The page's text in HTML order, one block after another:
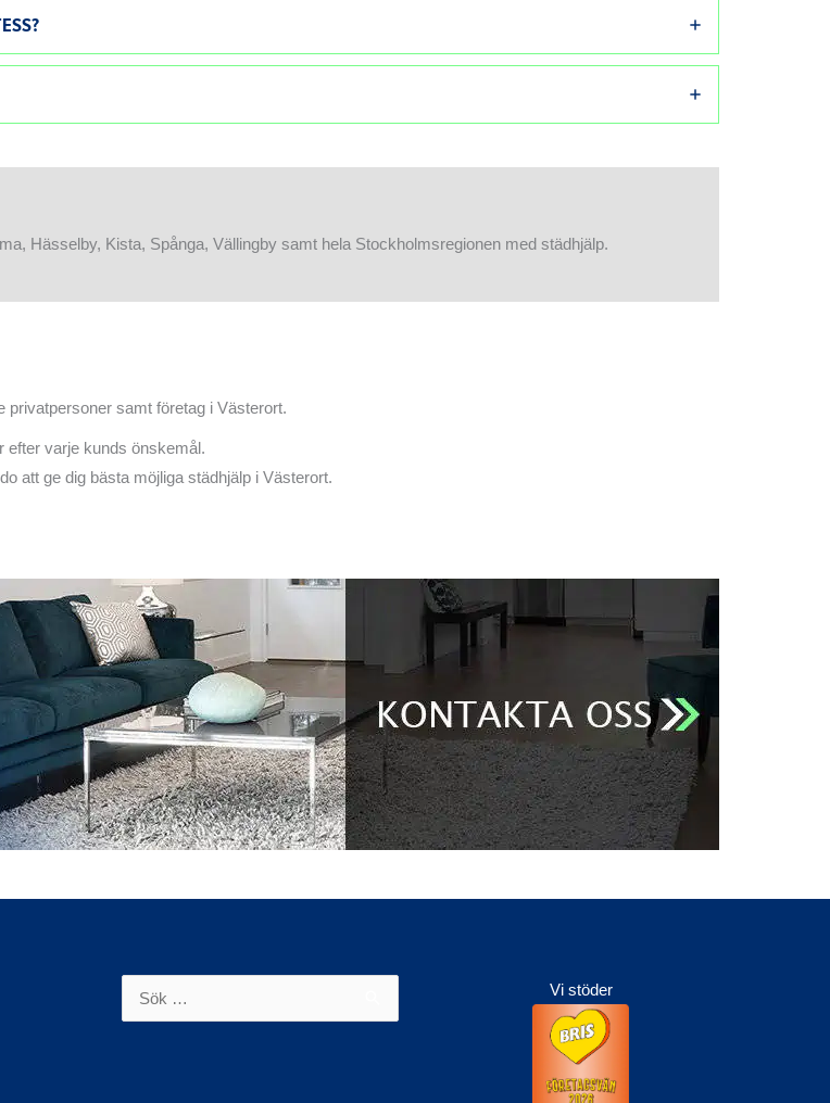
Hässelby, Kista, Spånga, Vällingby samt hela Stockholmsregionen med städhjälp.
privatpersoner samt företag i Västerort.
efter varje kunds önskemål.
att ge dig bästa möjliga städhjälp i Västerort.
Vi stöder